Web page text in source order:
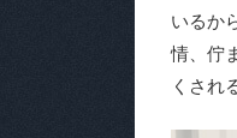
いるか
情、佇
くされ